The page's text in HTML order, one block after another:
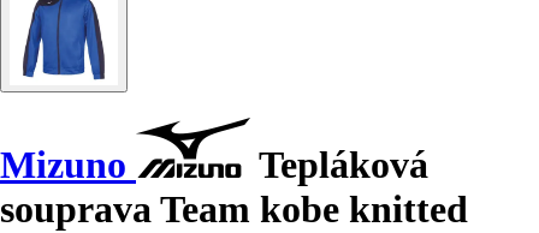
Mizuno
Tepláková
souprava Team kobe knitted